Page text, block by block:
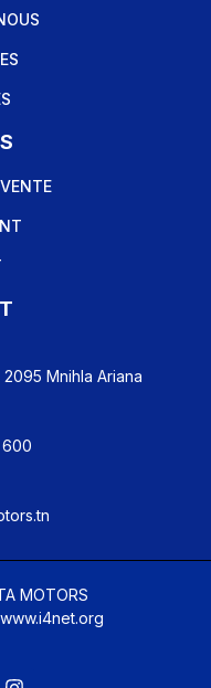
Mnihla Ariana
600
MOTORS
www.i4net.org